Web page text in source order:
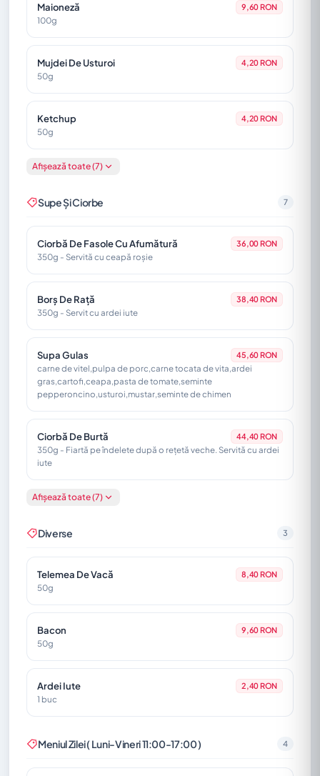
Maioneză 9,60 RON
100g
Mujdei De Usturoi 4,20 RON
50g
Ketchup 4,20 RON
50g
Smântână
Sos Sweet Chilly 6,00 RON
50g
Sos De Smântână Cu Usturoi 4,80 RON
50g
Afișează toate (7)
Supe Și Ciorbe 7
Ciorbă De Fasole Cu Afumătură 36,00 RON
350g - Servită cu ceapă roșie
Borș De Rață 38,40 RON
350g - Servit cu ardei iute
Supa Gulas 45,60 RON
carne de vitel,pulpa de porc,carne tocata de vita,ardei
gras,cartofi,ceapa,pasta de tomate,seminte
pepperoncino,usturoi,mustar,seminte de chimen
Ciorbă De Burtă 44,40 RON
350g - Fiartă pe îndelete după o rețetă veche. Servită cu ardei
iute
Ciorba De Porc Acrita Cu Zeama De Varza
Borș De Cocoș Cu Tăiței De Casă 36,60 RON
350g - Borș de Cocoș autentic cu taiței de casă. Servit cu
ardei iute
Supă Cremă De Legume 33,00 RON
400ml - Servită cu crutoane. Produs Vegetarian
Afișează toate (7)
Diverse 3
Telemea De Vacă 8,40 RON
50g
Bacon 9,60 RON
50g
Ardei Iute 2,40 RON
1 buc
Meniul Zilei ( Luni-Vineri 11:00-17:00 ) 4